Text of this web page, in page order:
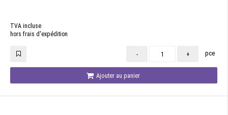
TVA incluse
hors frais d'expédition
- + pce
Ajouter au panier